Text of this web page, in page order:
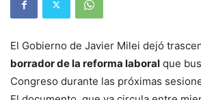
El Gobierno de Javier Milei dejó
borrador de la reforma laboral que
Congreso durante las próximas